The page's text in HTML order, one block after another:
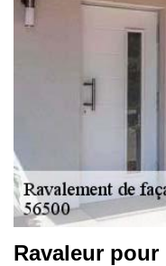
Ravaleur pour